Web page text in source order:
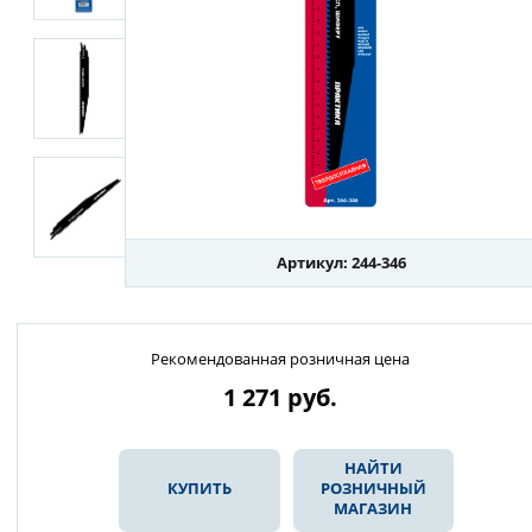
Артикул: 244-346
Рекомендованная розничная цена
1 271 руб.
КУПИТЬ
НАЙТИ
РОЗНИЧНЫЙ
МАГАЗИН